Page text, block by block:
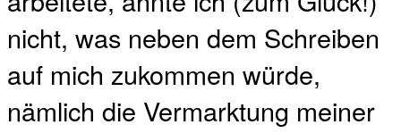
nicht, was neben dem Schreiben
auf mich zukommen würde,
nämlich die Vermarktung meiner